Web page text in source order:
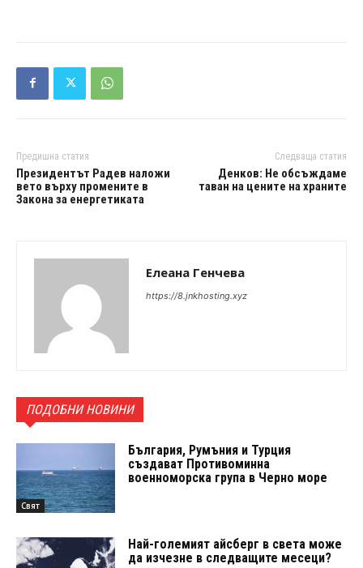
Предишна статия
Президентът Радев наложи
вето върху промените в
Закона за енергетиката
Следваща статия
Денков: Не обсъждаме
таван на цените на храните
Елеана Генчева
https://8.jnkhosting.xyz
ПОДОБНИ НОВИНИ
Свят
България, Румъния и Турция
създават Противоминна
военноморска група в Черно море
Най-големият айсберг в света може
да изчезне в следващите месеци?